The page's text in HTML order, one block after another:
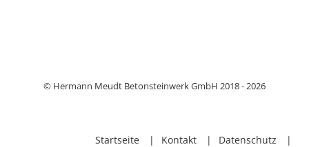
© Hermann Meudt Betonsteinwerk GmbH 2018 - 2026
Startseite Kontakt Datenschutz